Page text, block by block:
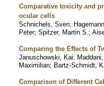
Comparative toxicity and
ocular cells
Schnichels, Sven;
Peter; Spitzer, Martin S. ;
Comparing the Effects of
Januschowski, Kai;
Maximilian; Bartz-Schmidt,
Comparison of Different